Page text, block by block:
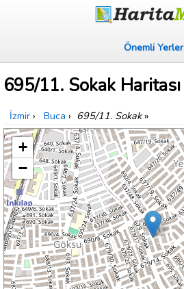
Önemli Yerler
695/11. Sokak Haritası
İzmir › Buca › 695/11. Sokak»
+
−